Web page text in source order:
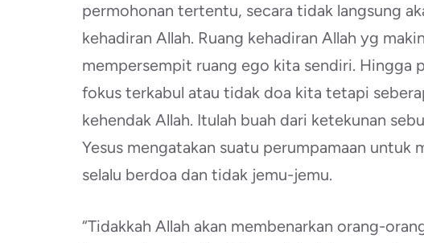
permohonan tertentu, secara tidak langsung
kehadiran Allah. Ruang kehadiran Allah yg
mempersempit ruang ego kita sendiri. Hingga
fokus terkabul atau tidak doa kita tetapi
kehendak Allah. Itulah buah dari ketekunan
Yesus mengatakan suatu perumpamaan untuk
selalu berdoa dan tidak jemu-jemu.
“Tidakkah Allah akan membenarkan orang-